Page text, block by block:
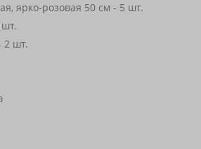
ярко-розовая 50 см - 5 шт.
2 шт.